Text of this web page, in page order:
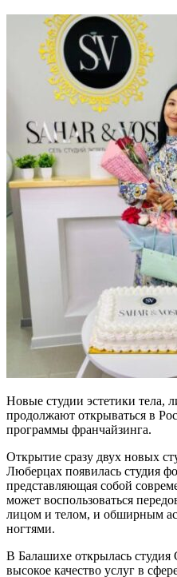
Новые студии эстетики
продолжают открываться в
программы франчайзинга.
Открытие сразу двух новых
Люберцах появилась студия
представляющая собой
может воспользоваться
лицом и телом, и обширным
ногтями.
В Балашихе открылась
высокое качество услуг в